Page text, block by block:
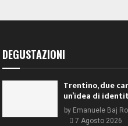
DEGUSTAZIONI
Trentino, due
un’idea di
by Emanuele Baj
7 Agosto 2026